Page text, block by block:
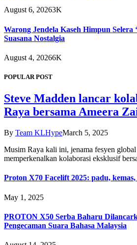
August 6, 20263K
Warong Jendela Kaseh Himpun Selera
Suasana Nostalgia
August 4, 20266K
POPULAR POST
Steve Madden lancar
Raya bersama Ameera
By Team KLHypeMarch 5, 2025
Musim Raya kali ini, jenama fesyen
memperkenalkan kolaborasi eksklusif
Proton X70 Facelift 2025: padu,
May 1, 2025
PROTON X50 Serba Baharu
Pengecaman Suara Bahasa Malaysia